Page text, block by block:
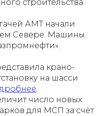
строительства.
АМТ начали
Севере. Машины
крано-
на шасси
.
число новых
для МСП за счёт